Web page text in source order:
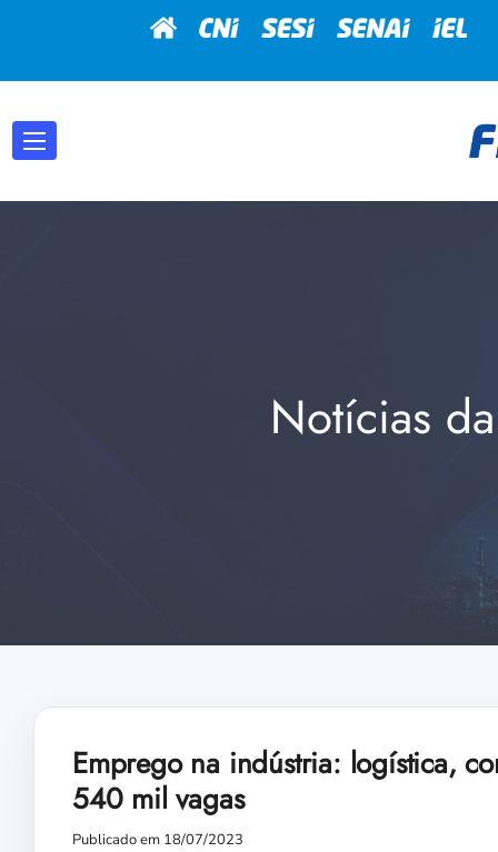
Notícias
Emprego na indústria: logística,
540 mil vagas
Publicado em 18/07/2023